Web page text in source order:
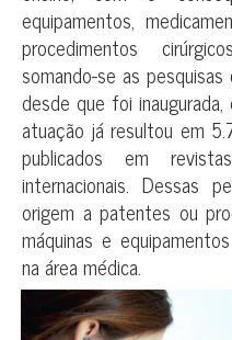
equipamentos,
procedimentos
somando-se as
desde que foi
atuação já resultou em
publicados em
internacionais. Dessas
origem a patentes ou
máquinas e
na área médica.